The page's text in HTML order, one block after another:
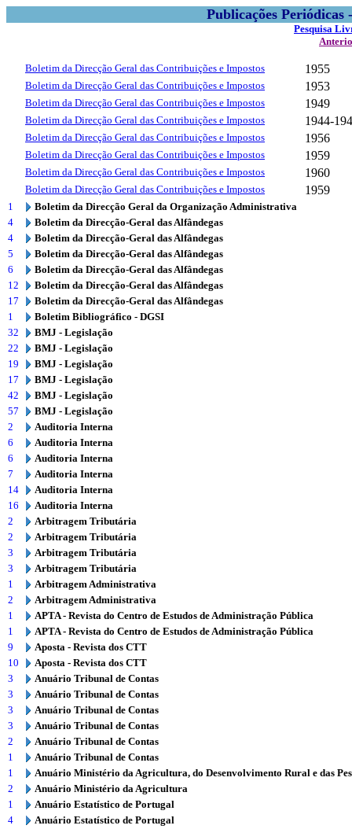
Publicações
Pesquisa
Boletim da Direcção Geral das Contribuições e Impostos 1955
Boletim da Direcção Geral das Contribuições e Impostos 1953
Boletim da Direcção Geral das Contribuições e Impostos 1949
Boletim da Direcção Geral das Contribuições e Impostos 1944-
Boletim da Direcção Geral das Contribuições e Impostos 1956
Boletim da Direcção Geral das Contribuições e Impostos 1959
Boletim da Direcção Geral das Contribuições e Impostos 1960
Boletim da Direcção Geral das Contribuições e Impostos 1959
1
Boletim da Direcção Geral da Organização Administrativa
4
Boletim da Direcção-Geral das Alfândegas
4
Boletim da Direcção-Geral das Alfândegas
5
Boletim da Direcção-Geral das Alfândegas
6
Boletim da Direcção-Geral das Alfândegas
12
Boletim da Direcção-Geral das Alfândegas
17
Boletim da Direcção-Geral das Alfândegas
1
Boletim Bibliográfico - DGSI
32
BMJ - Legislação
22
BMJ - Legislação
19
BMJ - Legislação
17
BMJ - Legislação
42
BMJ - Legislação
57
BMJ - Legislação
2
Auditoria Interna
6
Auditoria Interna
6
Auditoria Interna
7
Auditoria Interna
14
Auditoria Interna
16
Auditoria Interna
2
Arbitragem Tributária
2
Arbitragem Tributária
3
Arbitragem Tributária
3
Arbitragem Tributária
1
Arbitragem Administrativa
2
Arbitragem Administrativa
1
APTA - Revista do Centro de Estudos de Administração Pública
1
APTA - Revista do Centro de Estudos de Administração Pública
9
Aposta - Revista dos CTT
10
Aposta - Revista dos CTT
3
Anuário Tribunal de Contas
3
Anuário Tribunal de Contas
3
Anuário Tribunal de Contas
3
Anuário Tribunal de Contas
2
Anuário Tribunal de Contas
1
Anuário Tribunal de Contas
1
Anuário Ministério da Agricultura, do Desenvolvimento Rural e das
2
Anuário Ministério da Agricultura
1
Anuário Estatístico de Portugal
4
Anuário Estatístico de Portugal